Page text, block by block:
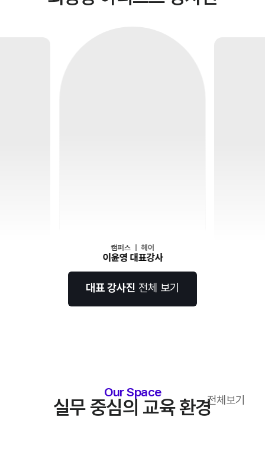
캠퍼스 ｜ 헤어
이윤영 대표강사
대표 강사진 전체 보기
Our Space
실무 중심의 교육 환경전체보기